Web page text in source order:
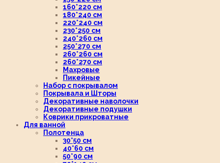
160*220 см
180*240 см
220*240 см
230*250 см
240*260 см
250*270 см
260*260 см
260*270 см
Махровые
Пикейные
Набор с покрывалом
Покрывала и Шторы
Декоративные наволочки
Декоративные подушки
Коврики прикроватные
Для ванной
Полотенца
30*50 см
40*60 см
50*90 см